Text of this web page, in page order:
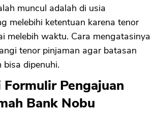
muncul adalah di usia
melebihi ketentuan karena tenor
melebih waktu. Cara mengatasinya
tenor pinjaman agar batasan
bisa dipenuhi.
Pengajuan
Bank Nobu